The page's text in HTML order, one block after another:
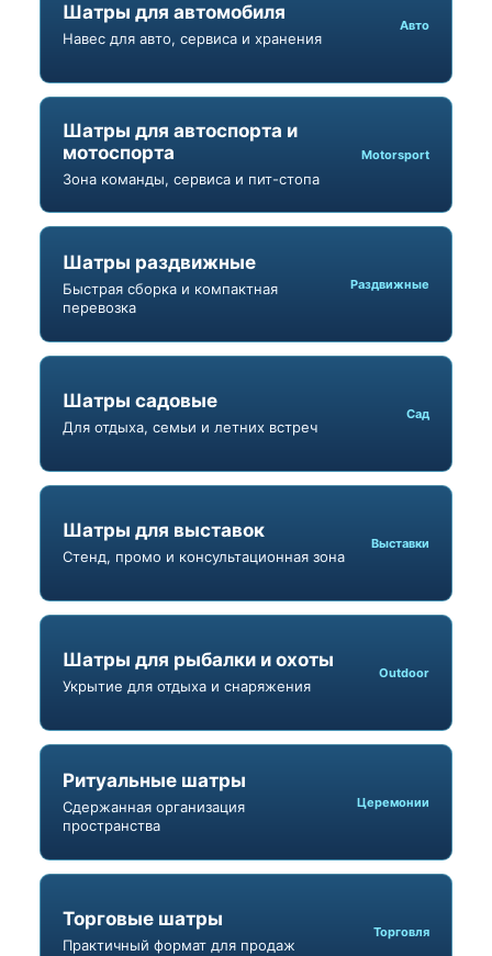
Шатры для автомобиля
Навес для авто, сервиса и хранения
Авто
Шатры для автоспорта и
мотоспорта
Зона команды, сервиса и пит-стопа
Motorsport
Шатры раздвижные
Быстрая сборка и компактная
перевозка
Раздвижные
Шатры садовые
Для отдыха, семьи и летних встреч
Сад
Шатры для выставок
Стенд, промо и консультационная зона
Выставки
Шатры для рыбалки и охоты
Укрытие для отдыха и снаряжения
Outdoor
Ритуальные шатры
Сдержанная организация
пространства
Церемонии
Торговые шатры
Практичный формат для продаж
Торговля